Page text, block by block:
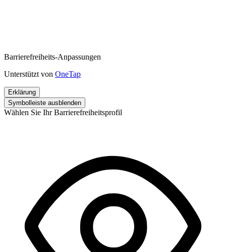
Barrierefreiheits-Anpassungen
Unterstützt von OneTap
Erklärung
Symbolleiste ausblenden
Wählen Sie Ihr Barrierefreiheitsprofil